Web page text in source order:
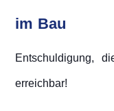
im Bau
Entschuldigung,
erreichbar!